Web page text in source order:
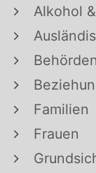
Alkohol
Familien
Frauen